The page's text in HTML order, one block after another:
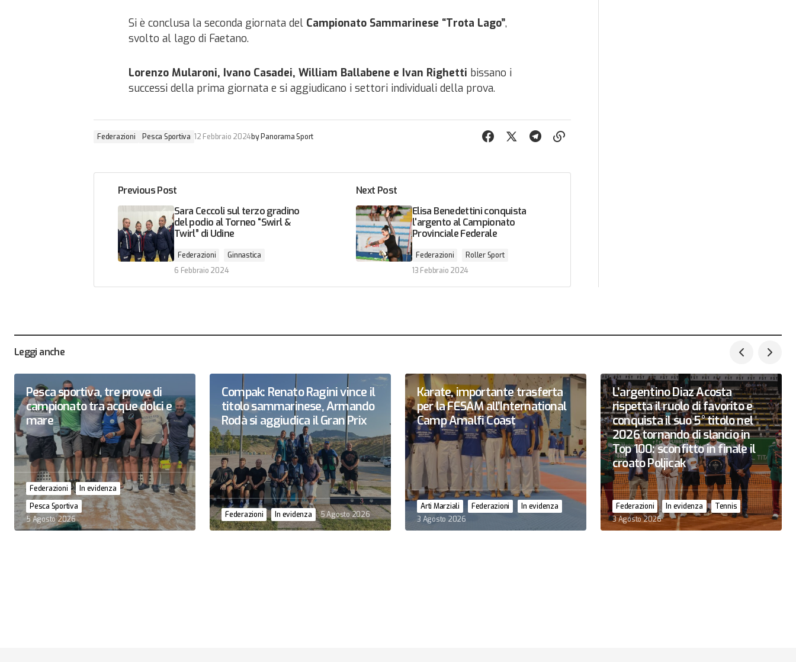
Si è conclusa la seconda giornata del Campionato Sammarinese “Trota Lago”,
svolto al lago di Faetano.
Lorenzo Mularoni, Ivano Casadei, William Ballabene e Ivan Righetti bissano i
successi della prima giornata e si aggiudicano i settori individuali della prova.
Federazioni Pesca Sportiva 12 Febbraio 2024by Panorama Sport
Previous Post
Sara Ceccoli sul terzo gradino
del podio al Torneo “Swirl &
Twirl” di Udine
Federazioni
Ginnastica
6 Febbraio 2024
Next Post
Elisa Benedettini conquista
l'argento al Campionato
Provinciale Federale
Federazioni
Roller Sport
13 Febbraio 2024
Leggi anche
Pesca sportiva, tre prove di
campionato tra acque dolci e
mare
Federazioni
In evidenza
Pesca Sportiva
5 Agosto 2026
Compak: Renato Ragini vince il
titolo sammarinese, Armando
Rodà si aggiudica il Gran Prix
Federazioni In evidenza 5 Agosto 2026
Karate, importante trasferta
per la FESAM all’International
Camp Amalfi Coast
Arti Marziali Federazioni
In evidenza
3 Agosto 2026
L’argentino Diaz Acosta
rispetta il ruolo di favorito e
conquista il suo 5° titolo nel
2026 tornando di slancio in
Top 100: sconfitto in finale il
croato Poljicak
Federazioni In evidenza
Tennis
3 Agosto 2026